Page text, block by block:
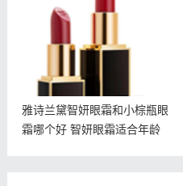
雅诗兰黛智妍眼霜和小棕瓶眼
霜哪个好 智妍眼霜适合年龄